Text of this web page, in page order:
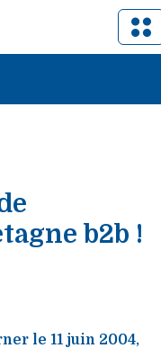
b2b !
le 11 juin 2004,